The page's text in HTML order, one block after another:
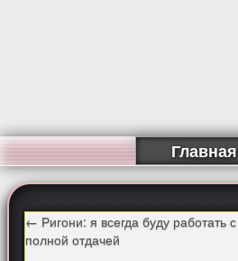
Главная
← Ригони: я всегда буду работать с
полной отдачей